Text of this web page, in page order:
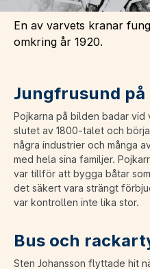
En av varvets kranar
omkring år 1920.
Jungfrusund på
Pojkarna på bilden badar vid
slutet av 1800-talet och
några industrier och många
med hela sina familjer.
var tillför att bygga båtar
det säkert vara strängt
var kontrollen inte lika stor.
Bus och
Sten Johansson flyttade hit